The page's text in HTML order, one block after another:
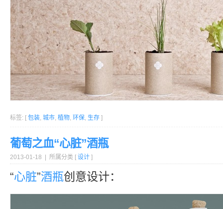
标签: [ 包装, 城市, 植物, 环保, 生存 ]
葡萄之血“心脏”酒瓶
2013-01-18 | 所属分类 [ 设计 ]
“心脏”酒瓶创意设计：